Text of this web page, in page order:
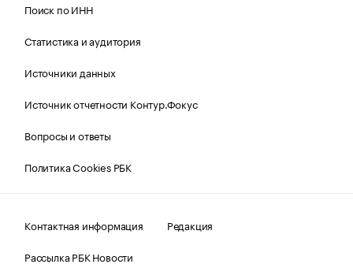
Поиск по ИНН
Статистика и аудитория
Источники данных
Источник отчетности Контур.Фокус
Вопросы и ответы
Политика Cookies РБК
Контактная информация
Редакция
Рассылка РБК Новости